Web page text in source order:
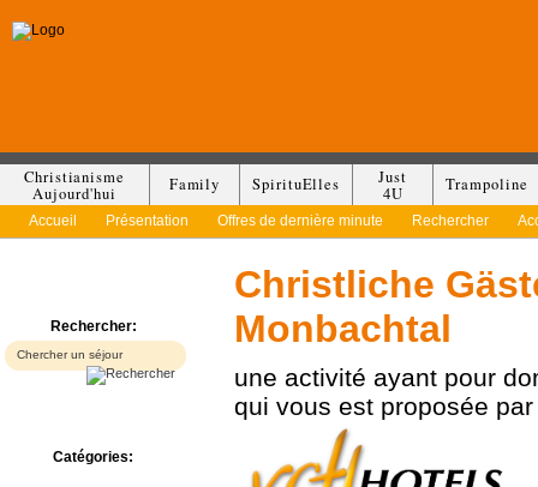
Christianisme
Aujourd'hui
Family SpirituElles
Just
4U
Trampoline
Accueil Présentation Offres de dernière minute Rechercher
Rechercher:
Catégories:
Christliche
Monbachtal
une activité ayant pour
qui vous est proposée